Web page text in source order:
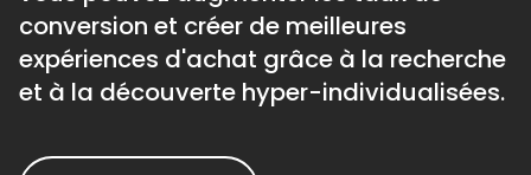
conversion et créer de meilleures
expériences d'achat grâce à la recherche
et à la découverte hyper-individualisées.